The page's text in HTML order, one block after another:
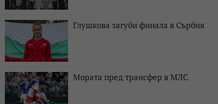
Глушкова загуби финала в Сърбия
Мората пред трансфер в МЛС